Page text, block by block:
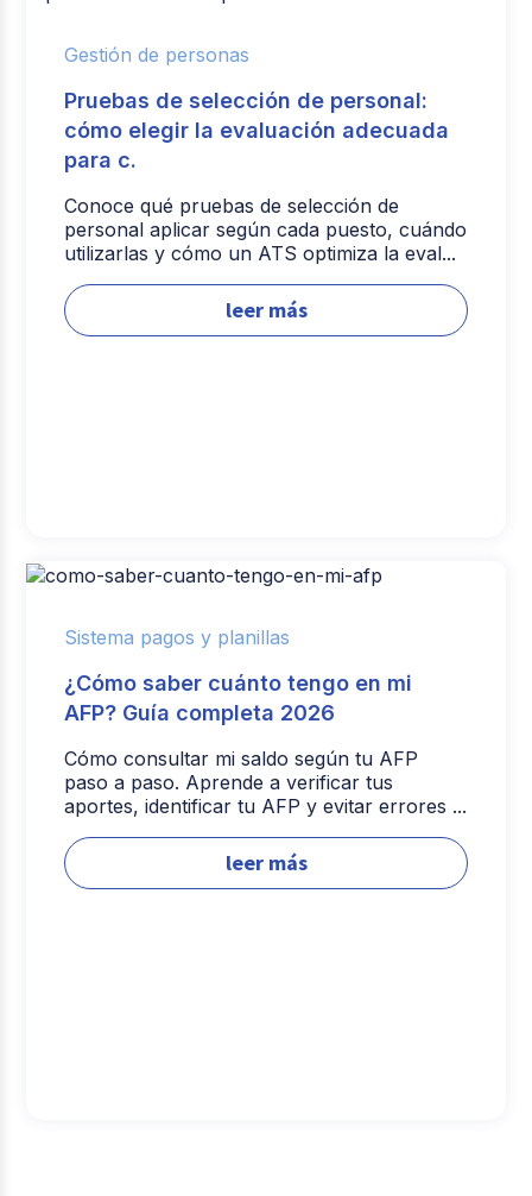
Gestión de personas
Pruebas de selección de personal:
cómo elegir la evaluación adecuada
para c.
Conoce qué pruebas de selección de
personal aplicar según cada puesto, cuándo
utilizarlas y cómo un ATS optimiza la eval...
leer más
Sistema pagos y planillas
¿Cómo saber cuánto tengo en mi
AFP? Guía completa 2026
Cómo consultar mi saldo según tu AFP
paso a paso. Aprende a verificar tus
aportes, identificar tu AFP y evitar errores ...
leer más